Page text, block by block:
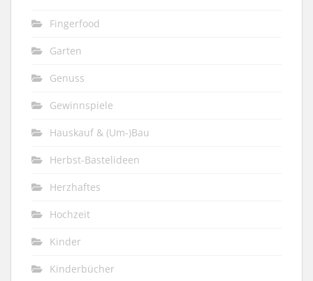
Fingerfood
Garten
Genuss
Gewinnspiele
Hauskauf & (Um-)Bau
Herbst-Bastelideen
Herzhaftes
Hochzeit
Kinder
Kinderbücher